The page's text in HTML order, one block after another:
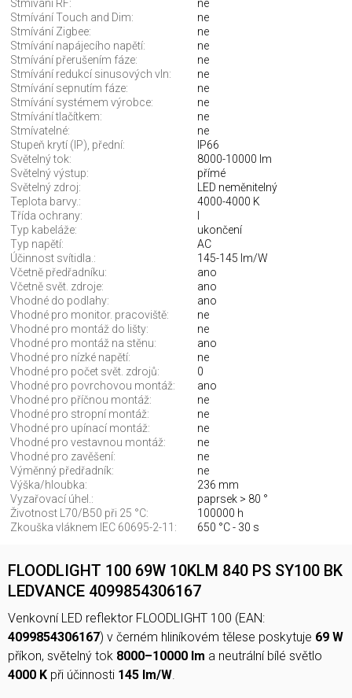
Stmívání RF:
ne
Stmívání Touch and Dim:
ne
Stmívání Zigbee:
ne
Stmívání napájecího napětí:
ne
Stmívání přerušením fáze:
ne
Stmívání redukcí sinusových vln:
ne
Stmívání sepnutím fáze:
ne
Stmívání systémem výrobce:
ne
Stmívání tlačítkem:
ne
Stmívatelné:
ne
Stupeň krytí (IP), přední:
IP66
Světelný tok:
8000-10000 lm
Světelný výstup:
přímé
Světelný zdroj:
LED neměnitelný
Teplota barvy.:
4000-4000 K
Třída ochrany:
Typ kabeláže:
ukončení
Typ napětí:
AC
Účinnost svítidla.:
145-145 lm/W
Včetně předřadníku:
ano
Včetně svět. zdroje:
ano
Vhodné do podlahy:
ano
Vhodné pro monitor. pracoviště:
ne
Vhodné pro montáž do lišty:
ne
Vhodné pro montáž na stěnu:
ano
Vhodné pro nízké napětí:
ne
Vhodné pro počet svět. zdrojů:
0
Vhodné pro povrchovou montáž:
ano
Vhodné pro příčnou montáž:
ne
Vhodné pro stropní montáž:
ne
Vhodné pro upínací montáž:
ne
Vhodné pro vestavnou montáž:
ne
Vhodné pro zavěšení:
ne
Výměnný předřadník:
ne
Výška/hloubka:
236 mm
Vyzařovací úhel.:
paprsek > 80 °
Životnost L70/B50 při 25 °C:
100000 h
Zkouška vláknem IEC 60695-2-11:
650 °C - 30 s
FLOODLIGHT 100 69W 10KLM 840 PS SY100 BK
LEDVANCE 4099854306167
Venkovní LED reflektor FLOODLIGHT 100 (EAN:
4099854306167) v černém hliníkovém tělese poskytuje 69 W
příkon, světelný tok 8000–10000 lm a neutrální bílé světlo
4000 K při účinnosti 145 lm/W.